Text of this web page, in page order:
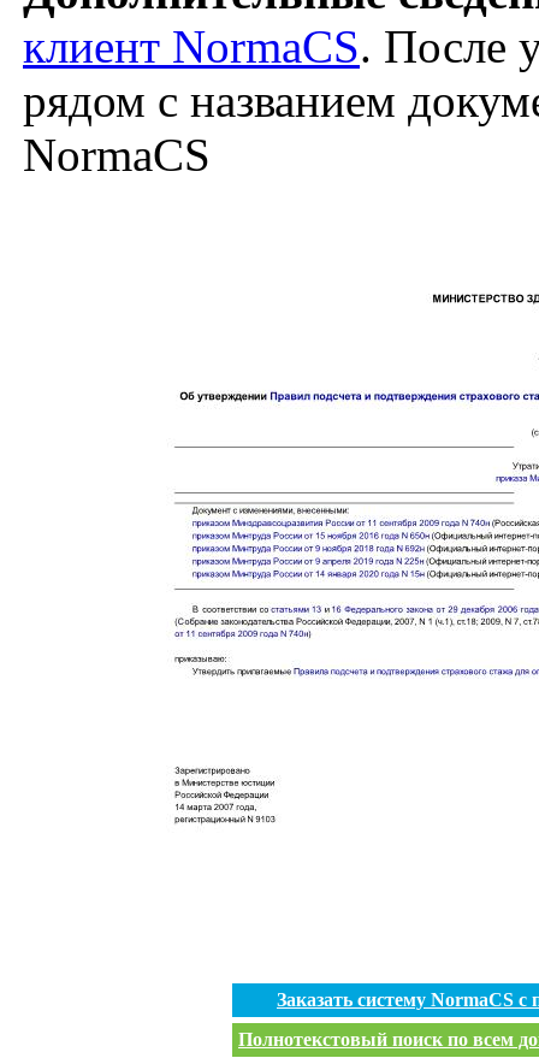
клиент NormaCS. После
рядом с названием
NormaCS
Заказать систему NormaCS
Полнотекстовый поиск по всем